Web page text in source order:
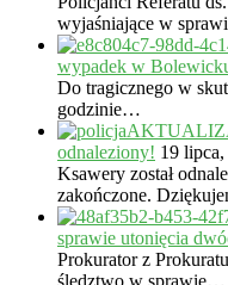
wyjaśniające w
wypadek w
Do tragicznego w
godzinie…
odnaleziony! 19
Ksawery został
zakończone.
sprawie utonięcia
Prokurator z
śledztwo w sprawie…